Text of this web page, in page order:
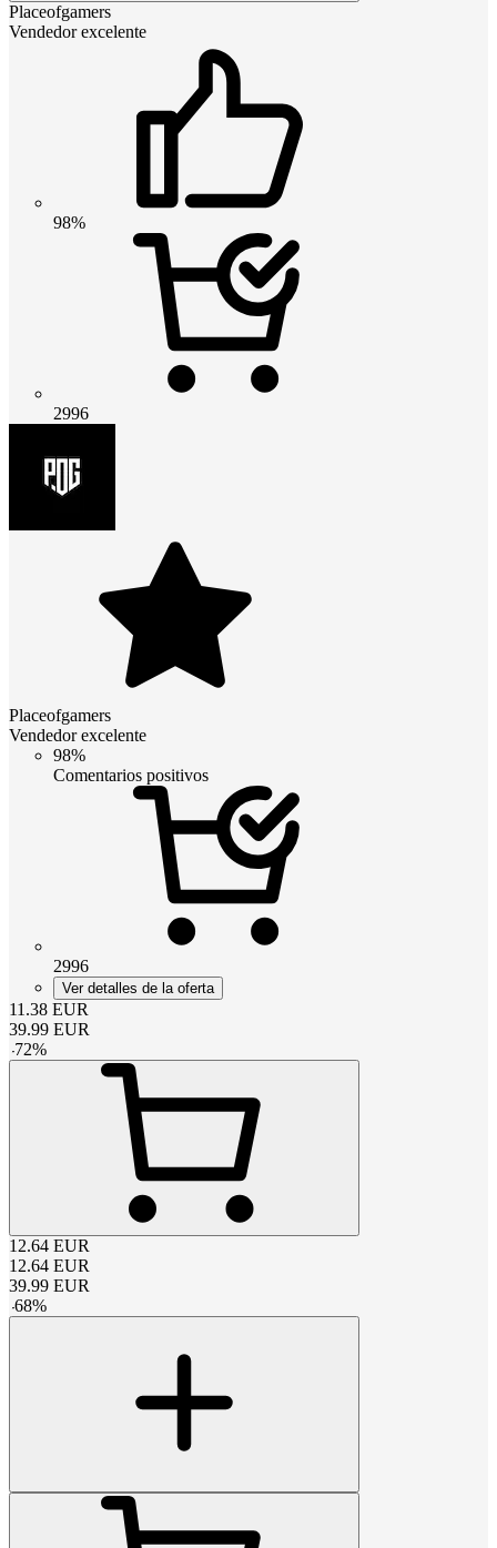
Placeofgamers
Vendedor excelente
98%
2996
Placeofgamers
Vendedor excelente
98%
Comentarios positivos
2996
Ver detalles de la oferta
11.38 EUR
39.99 EUR
-72%
12.64 EUR
12.64 EUR
39.99 EUR
-68%